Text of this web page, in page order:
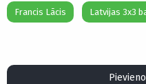
Francis Lācis Latvijas 3x3